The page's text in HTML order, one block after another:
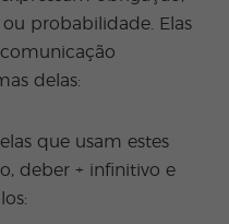
probabilidade. Elas
delas:
que usam estes
deber + infinitivo e